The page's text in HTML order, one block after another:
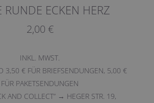
RUNDE ECKEN HERZ
2,00 €
INKL. MWST.
3,50 € FÜR BRIEFSENDUNGEN, 5,00 €
FÜR PAKETSENDUNGEN
AND COLLECT“ → HEGER STR. 19,